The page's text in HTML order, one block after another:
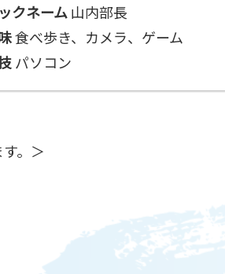
クネーム山内部長
食べ歩き、カメラ、ゲーム
パソコン
。＞